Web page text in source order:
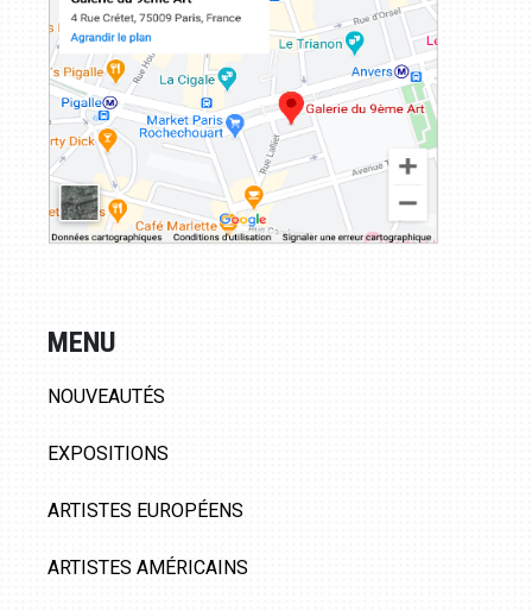
MENU
NOUVEAUTÉS
EXPOSITIONS
ARTISTES EUROPÉENS
ARTISTES AMÉRICAINS